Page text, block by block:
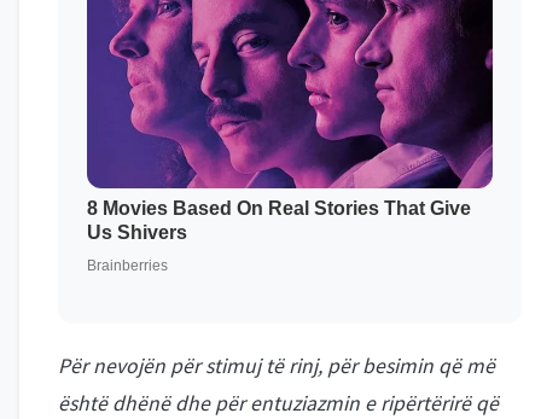
Për nevojën për stimuj të rinj, për besimin që më
është dhënë dhe për entuziazmin e ripërtërirë që